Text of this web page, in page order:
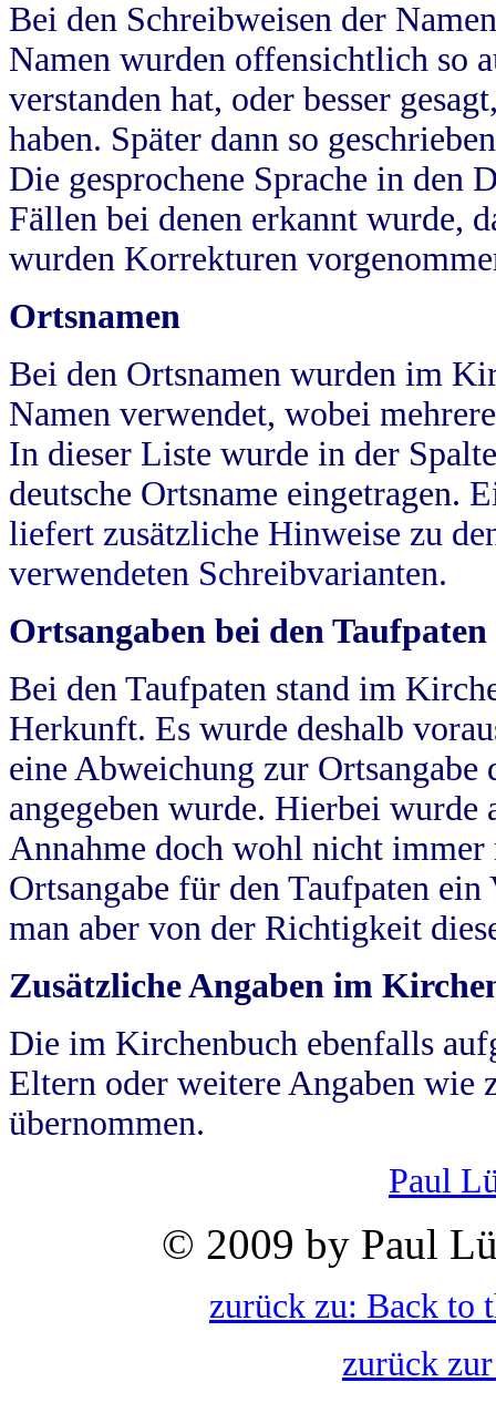
Bei den Schreibweisen der
Namen wurden offensichtlich so
verstanden hat, oder besser
haben. Später dann so
Die gesprochene Sprache in
Fällen bei denen erkannt wurde,
wurden Korrekturen
Ortsnamen
Bei den Ortsnamen wurden im
Namen verwendet, wobei
In dieser Liste wurde in der
deutsche Ortsname eingetragen.
liefert zusätzliche Hinweise zu
verwendeten Schreibvarianten.
Ortsangaben bei den Taufpaten
Bei den Taufpaten stand im
Herkunft. Es wurde deshalb
eine Abweichung zur
angegeben wurde. Hierbei wurde
Annahme doch wohl nicht
Ortsangabe für den Taufpaten
man aber von der Richtigkeit
Zusätzliche Angaben im
Die im Kirchenbuch ebenfalls
Eltern oder weitere Angaben wie
übernommen.
Paul
© 2009 by Paul
zurück zu: Back to
zurück